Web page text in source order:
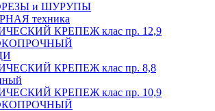
и ШУРУПЫ
техника
КРЕПЕЖ клас пр. 12,9
КРЕПЕЖ клас пр. 8,8
КРЕПЕЖ клас пр. 10,9